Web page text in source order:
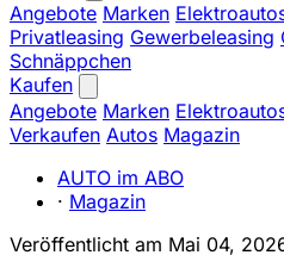
Angebote Marken
Privatleasing Gewerbeleasing
Schnäppchen
Kaufen
Angebote Marken
Verkaufen Autos Magazin
AUTO im ABO
· Magazin
Veröffentlicht am Mai 04,